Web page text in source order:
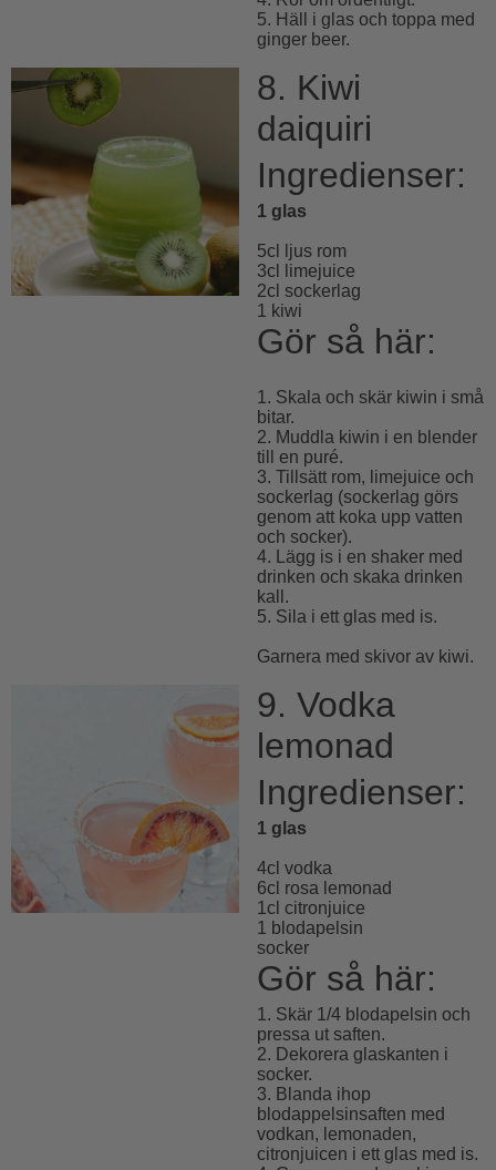
5. Häll i glas och toppa med
ginger beer.
8. Kiwi
daiquiri
Ingredienser:
1 glas
5cl ljus rom
3cl limejuice
2cl sockerlag
1 kiwi
Gör så här:
1. Skala och skär kiwin i små
bitar.
2. Muddla kiwin i en blender
till en puré.
3. Tillsätt rom, limejuice och
sockerlag (sockerlag görs
genom att koka upp vatten
och socker).
4. Lägg is i en shaker med
drinken och skaka drinken
kall.
5. Sila i ett glas med is.
Garnera med skivor av kiwi.
9. Vodka
lemonad
Ingredienser:
1 glas
4cl vodka
6cl rosa lemonad
1cl citronjuice
1 blodapelsin
socker
Gör så här:
1. Skär 1/4 blodapelsin och
pressa ut saften.
2. Dekorera glaskanten i
socker.
3. Blanda ihop
blodappelsinsaften med
vodkan, lemonaden,
citronjuicen i ett glas med is.